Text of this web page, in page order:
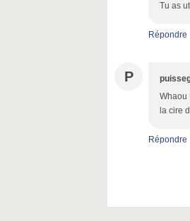
Tu as
Répondre
P
Whaou
la cire
Répondre